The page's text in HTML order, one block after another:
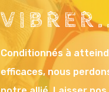
Conditionnés à
efficaces, nous